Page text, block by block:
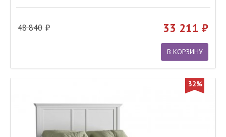
48 840 33 211
В КОРЗИНУ
32%